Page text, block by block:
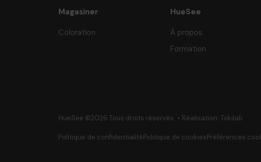
Magasiner
Coloration
HueSee
À propos
Formation
HueSee ©2026 Tous droits réservés Réalisation: Tokilab
Politique de confidentialitéPolitique de cookiesPréférences